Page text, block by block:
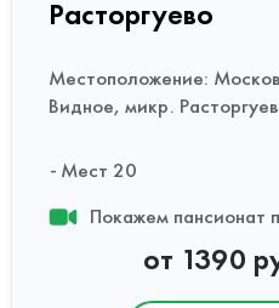
Расторгуево
Местоположение:
Видное, микр.
Мест 20
Покажем пансионат
от 1390